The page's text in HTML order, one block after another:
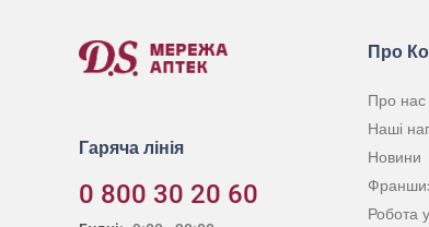
Гаряча лінія
0 800 30 20 60
Про
Про нас
Наші
Новини
Робота